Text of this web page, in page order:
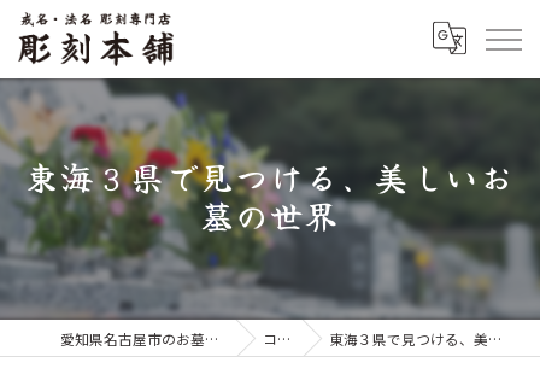
東海３県で見つける、美しいお
墓の世界
愛知県名古屋市のお墓なら彫刻本舗 コラム 東海３県で見つける、美しいお墓の世界